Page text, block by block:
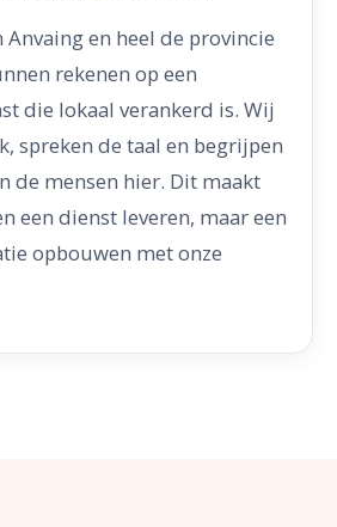
Anvaing en heel de provincie
rekenen op een
die lokaal verankerd is. Wij
spreken de taal en begrijpen
de mensen hier. Dit maakt
een dienst leveren, maar een
opbouwen met onze